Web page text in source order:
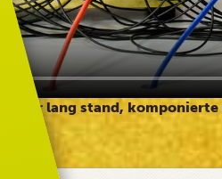
Jahr lang stand,